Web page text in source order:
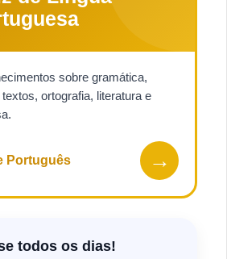
sobre gramática,
ortografia, literatura e
Português →
todos os dias!